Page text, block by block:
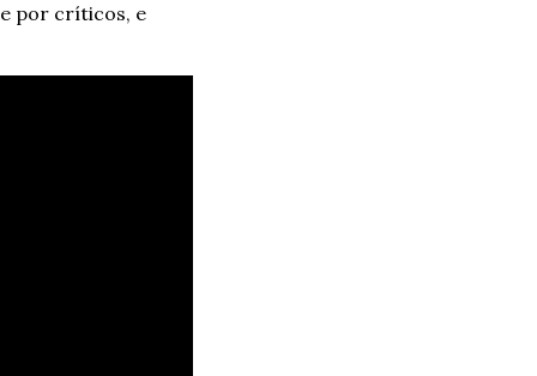
por críticos, e